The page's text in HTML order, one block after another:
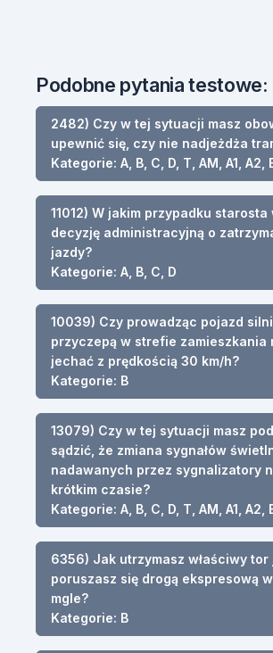
Podobne pytania testowe:
2482) Czy w tej sytuacji masz
upewnić się, czy nie nadjeżdża
Kategorie: A, B, C, D, T, AM, A1, A2,
11012) W jakim przypadku starosta
decyzję administracyjną o
jazdy?
Kategorie: A, B, C, D
10039) Czy prowadząc pojazd
przyczepą w strefie zamieszkania
jechać z prędkością 30 km/h?
Kategorie: B
13079) Czy w tej sytuacji masz
sądzić, że zmiana sygnałów
nadawanych przez sygnalizatory
krótkim czasie?
Kategorie: A, B, C, D, T, AM, A1, A2,
6356) Jak utrzymasz właściwy tor
poruszasz się drogą ekspresową
mgle?
Kategorie: B